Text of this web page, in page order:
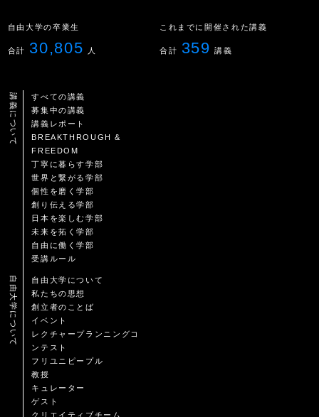
自由大学の卒業生
合計 30,805 人
これまでに開催された講義
合計 359 講義
講義について
すべての講義
募集中の講義
講義レポート
BREAKTHROUGH &
FREEDOM
丁寧に暮らす学部
世界と繋がる学部
個性を磨く学部
創り伝える学部
日本を楽しむ学部
未来を拓く学部
自由に働く学部
受講ルール
自由大学について
自由大学について
私たちの思想
創立者のことば
イベント
レクチャープランニングコ
ンテスト
フリユニピープル
教授
キュレーター
ゲスト
クリエイティブチーム